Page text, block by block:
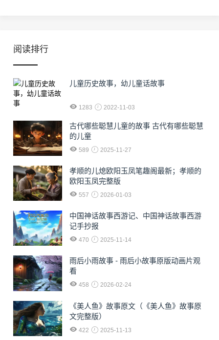
阅读排行
儿童历史故事，幼儿童话故事
1283 2022-11-03
古代哪些聪慧儿童的故事 古代有哪些聪慧
的儿童
589 2025-11-27
孝顺的儿熄欧阳玉凤笔趣阁最新；孝顺的
欧阳玉凤完整版
557 2026-01-03
中国神话故事西游记、中国神话故事西游
记手抄报
470 2025-11-14
雨后小雨故事 - 雨后小故事原版动画片观
看
458 2026-02-24
《美人鱼》故事原文（《美人鱼》故事原
文完整版）
422 2025-11-13